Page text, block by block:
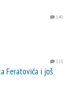
140
123
Feratovića i još